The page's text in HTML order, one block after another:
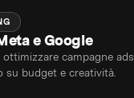
e Google
ottimizzare campagne
su budget e creatività.